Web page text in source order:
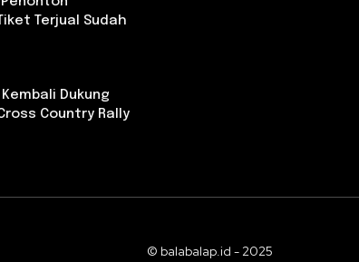
Terjual Sudah
Kembali Dukung
Country Rally
© balabalap.id - 2025